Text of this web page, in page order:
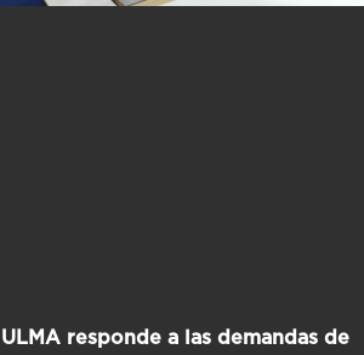
ULMA responde a las demandas de